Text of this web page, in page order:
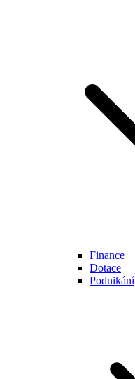
Finance
Dotace
Podnikání